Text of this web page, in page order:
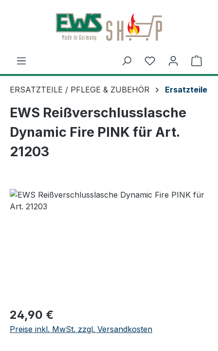
Zum Hauptinhalt springen
ERSATZTEILE / PFLEGE & ZUBEHÖR Ersatzteile
EWS Reißverschlusslasche
Dynamic Fire PINK für Art.
21203
Regulärer Preis:
24,90 €
Preise inkl. MwSt. zzgl. Versandkosten